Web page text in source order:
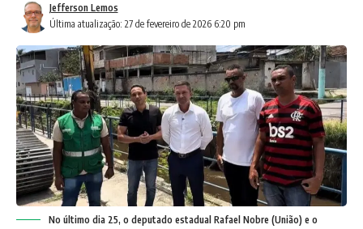
Última atualização: 27 de fevereiro de 2026 6:20 pm
Jefferson Lemos
No último dia 25, o deputado estadual Rafael Nobre (União) e o